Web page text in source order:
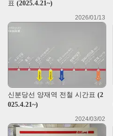
표 (2025.4.21~)
2026/01/13
신분당선 양재역 전철 시간표 (2
025.4.21~)
2024/03/02